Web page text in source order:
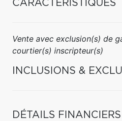
CARACTÉRISTIQUES
Vente avec exclusion(s) de
courtier(s) inscripteur(s)
INCLUSIONS &
DÉTAILS FINANCIERS